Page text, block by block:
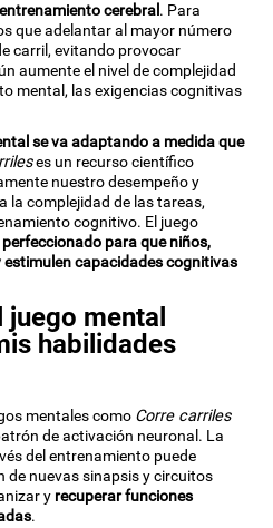
cerebral. Para
que adelantar al mayor número
carril, evitando provocar
aumente el nivel de complejidad
mental, las exigencias cognitivas
se va adaptando a medida que
es un recurso científico
nuestro desempeño y
la complejidad de las tareas,
cognitivo. El juego
perfeccionado para que niños,
capacidades cognitivas
mental
habilidades
mentales como Corre carriles
de activación neuronal. La
del entrenamiento puede
de nuevas sinapsis y circuitos
y recuperar funciones
.